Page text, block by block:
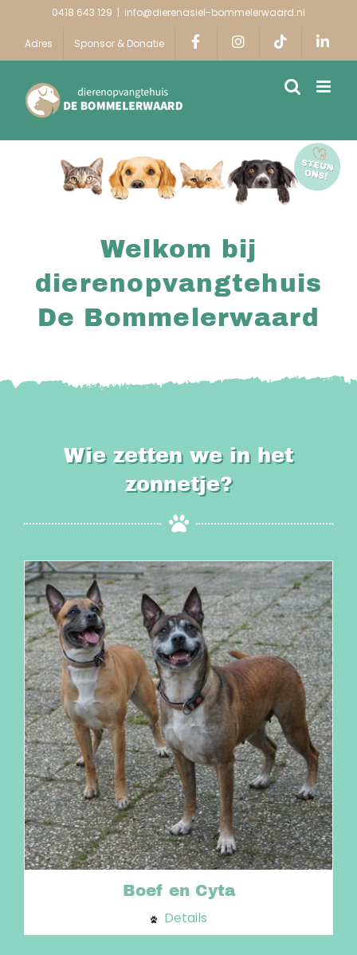
0418 643 129 | info@dierenasiel-bommelerwaard.nl
Adres Sponsor & Donatie
Welkom bij
dierenopvangtehuis
De Bommelerwaard
Wie zetten we in het
zonnetje?
Boef en Cyta
Details